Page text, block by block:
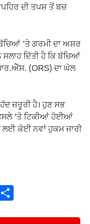
ਦੀ ਤਪਸ਼ ਤੋਂ ਬਚ
‘ਤੇ ਗਰਮੀ ਦਾ ਅਸਰ
ਦਿੱਤੀ ਹੈ ਕਿ ਬੱਚਿਆਂ
(ORS) ਦਾ ਘੋਲ
ਜ਼ਰੂਰੀ ਹੈ। ਹੁਣ ਸਭ
‘ਤੇ ਟਿਕੀਆਂ ਹੋਈਆਂ
ਲਈ ਕੋਈ ਨਵਾਂ ਹੁਕਮ ਜਾਰੀ